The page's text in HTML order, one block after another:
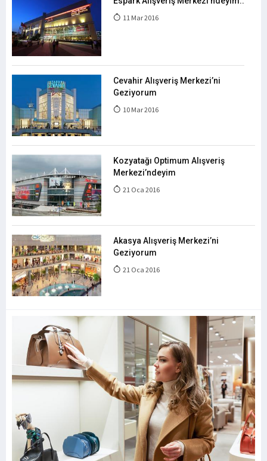
11 Mar 2016
Cevahir Alışveriş Merkezi’ni
Geziyorum
10 Mar 2016
Kozyatağı Optimum Alışveriş
Merkezi’ndeyim
21 Oca 2016
Akasya Alışveriş Merkezi’ni
Geziyorum
21 Oca 2016